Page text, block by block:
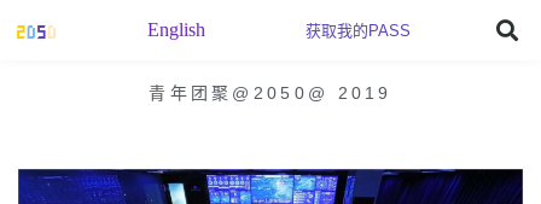
English 获取我的PASS
青年团聚@2050 @ 2019